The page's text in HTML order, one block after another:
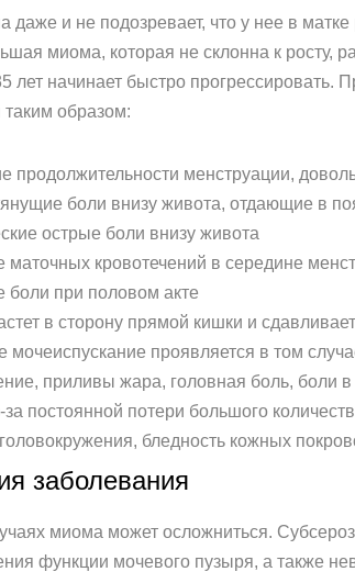
даже и не подозревает, что у нее в
миома, которая не склонна к росту,
лет начинает быстро
таким образом:
продолжительности менструации,
боли внизу живота, отдающие в
острые боли внизу живота
маточных кровотечений в середине
боли при половом акте
в сторону прямой кишки и
мочеиспускание проявляется в том
приливы жара, головная боль, боли в
постоянной потери большого
бледность кожных
заболевания
миома может осложниться.
функции мочевого пузыря, а также